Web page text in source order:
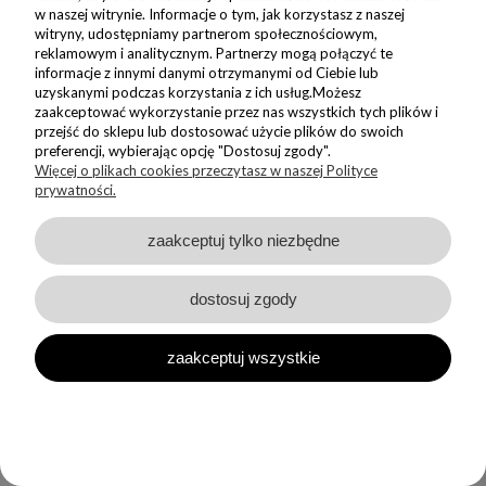
polską porcelanęnajwyższej jakości,
pracę, jaką wykonujelokalna pracownia porcelany
rękodzieło z Polski,
projekty tworzone przezmały zespół specjalistów
unikalny proces zdobienia,
dbałość o detale i trwałość na lata.
Jesteśmy polską marką z 10-letnim doświadczeniem. Od dekady
udowadniamy, że porcelana może być zarówno elegancka, jak i
pełna charakteru. Stawiamy na indywidualne podejście do klienta,
dlatego każdy prezent dla szefa dopracowujemy z najwyższą
starannością.
Prezent dla szefa na pożegnanie – z
klasą i emocjami
Zmiana pracy, awans lub przejście na emeryturę to wyjątkowy
w naszej witrynie. Informacje o tym, jak korzystasz z naszej
witryny, udostępniamy partnerom społecznościowym,
reklamowym i analitycznym. Partnerzy mogą połączyć te
informacje z innymi danymi otrzymanymi od Ciebie lub
uzyskanymi podczas korzystania z ich usług.Możesz
zaakceptować wykorzystanie przez nas wszystkich tych plików i
przejść do sklepu lub dostosować użycie plików do swoich
preferencji, wybierając opcję "Dostosuj zgody".
Więcej o plikach cookies przeczytasz w naszej Polityce
prywatności.
zaakceptuj tylko niezbędne
dostosuj zgody
zaakceptuj wszystkie